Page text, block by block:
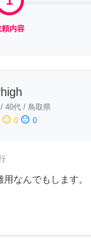
頼内容
/ 40代 / 鳥取県
sentiment_neutral 0 sentiment_dissatisfied 0
なんでもします。